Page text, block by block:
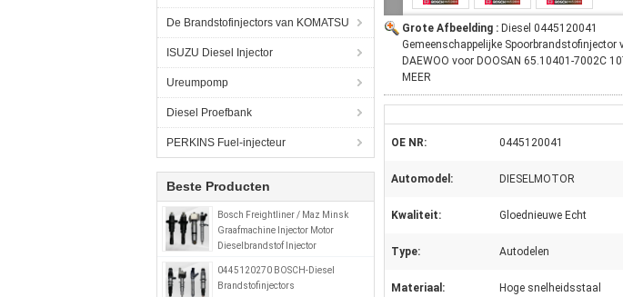
De Brandstofinjectors van KOMATSU
ISUZU Diesel Injector
Ureumpomp
Diesel Proefbank
PERKINS Fuel-injecteur
Beste Producten
Bosch Freightliner / Maz Minsk
Graafmachine Injector Motor
Dieselbrandstof Injector
A0280746902
0445120270 BOSCH-Diesel
Brandstofinjectors
Grote Afbeelding : Diesel 0445120041
Gemeenschappelijke Spoorbrandstofinjector
DAEWOO voor DOOSAN 65.10401-7002C
MEER
OE NR: 0445120041
Automodel: DIESELMOTOR
Kwaliteit: Gloednieuwe Echt
Type: Autodelen
Materiaal: Hoge snelheidsstaal